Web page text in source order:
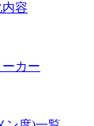
内容
カー